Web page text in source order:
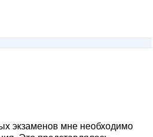
экзаменов мне необходимо